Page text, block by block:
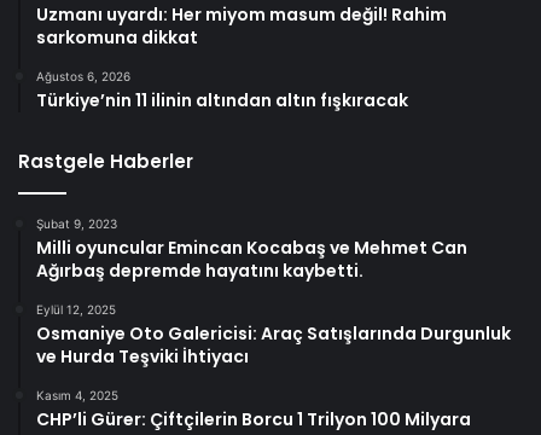
Uzmanı uyardı: Her miyom masum değil! Rahim
sarkomuna dikkat
Ağustos 6, 2026
Türkiye’nin 11 ilinin altından altın fışkıracak
Rastgele Haberler
Şubat 9, 2023
Milli oyuncular Emincan Kocabaş ve Mehmet Can
Ağırbaş depremde hayatını kaybetti.
Eylül 12, 2025
Osmaniye Oto Galericisi: Araç Satışlarında Durgunluk
ve Hurda Teşviki İhtiyacı
Kasım 4, 2025
CHP’li Gürer: Çiftçilerin Borcu 1 Trilyon 100 Milyara